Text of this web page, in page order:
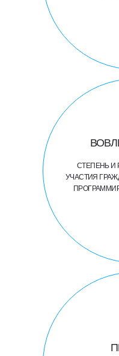
СТЕПЕНЬ И
УЧАСТИЯ